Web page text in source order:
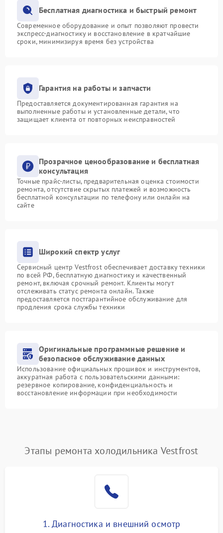
Бесплатная диагностика и быстрый ремонт
Современное оборудование и опыт позволяют провести
экспресс-диагностику и восстановление в кратчайшие
сроки, минимизируя время без устройства
Гарантия на работы и запчасти
Предоставляется документированная гарантия на
выполненные работы и установленные детали, что
защищает клиента от повторных неисправностей
Прозрачное ценообразование и бесплатная
консультация
Точные прайс-листы, предварительная оценка стоимости
ремонта, отсутствие скрытых платежей и возможность
бесплатной консультации по телефону или онлайн на
сайте
Широкий спектр услуг
Сервисный центр Vestfrost обеспечивает доставку техники
по всей РФ, бесплатную диагностику и качественный
ремонт, включая срочный ремонт. Клиенты могут
отслеживать статус ремонта онлайн. Также
предоставляется постгарантийное обслуживание для
продления срока службы техники
Оригинальные программные решение и
безопасное обслуживание данных
Использование официальных прошивок и инструментов,
аккуратная работа с пользовательскими данными:
резервное копирование, конфиденциальность и
восстановление информации при необходимости
Этапы ремонта холодильника Vestfrost
1. Диагностика и внешний осмотр